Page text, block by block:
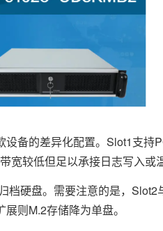
备的差异化配置。Slot1支持
宽较低但足以承接日志写入或
硬盘。需要注意的是，
则M.2存储降为单盘。